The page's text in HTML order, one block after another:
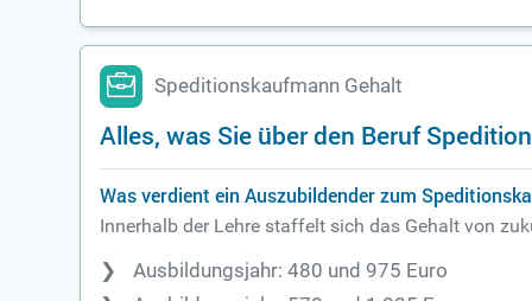
Speditionskaufmann Gehalt
Alles, was Sie über den Beruf
Was verdient ein Auszubildender zum
Innerhalb der Lehre staffelt sich das Gehalt von
Ausbildungsjahr: 480 und 975 Euro